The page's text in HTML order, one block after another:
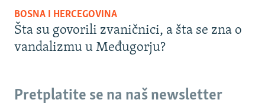
BOSNA I HERCEGOVINA
Šta su govorili zvaničnici, a šta se zna o
vandalizmu u Međugorju?
Pretplatite se na naš newsletter